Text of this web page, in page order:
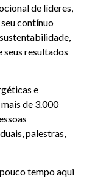
de líderes,
contínuo
seus resultados
e
de 3.000
palestras,
tempo aqui